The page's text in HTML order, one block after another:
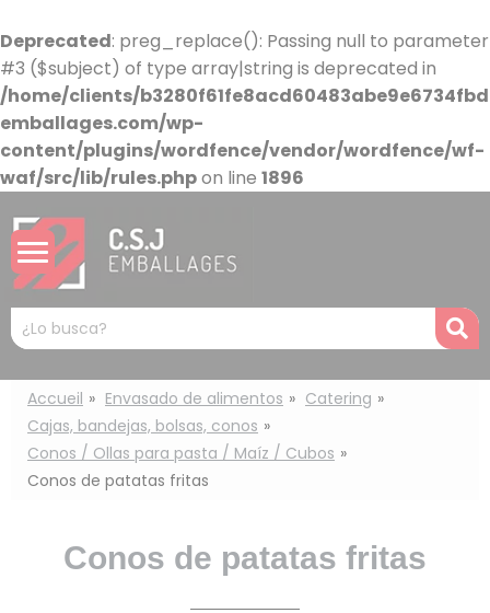
Deprecated: preg_replace(): Passing null to parameter
#3 ($subject) of type array|string is deprecated in
/home/clients/
emballages.com/wp-
content/plugins/wordfence/vendor/wordfence/wf-
waf/src/lib/rules.phpon line 1896
Mots
clés
:
Accueil Envasado de alimentos
Catering
Cajas, bandejas, bolsas, conos
Conos / Ollas para pasta / Maíz / Cubos
Conos de patatas fritas
Conos de patatas fritas